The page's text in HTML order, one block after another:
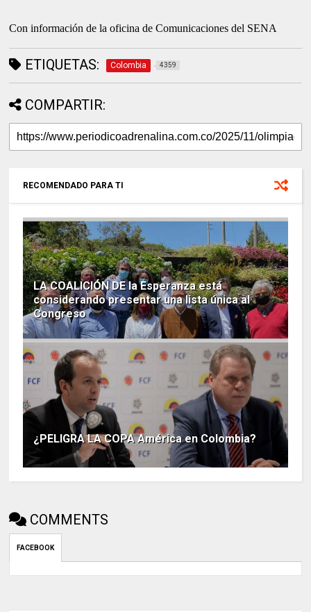
Con información de la oficina de Comunicaciones del SENA
ETIQUETAS: Colombia 4359
COMPARTIR:
RECOMENDADO PARA TI
LA COALICIÓN DE la Esperanza está
considerando presentar una lista única al
Congreso
¿PELIGRA LA COPA América en Colombia?
COMMENTS
FACEBOOK